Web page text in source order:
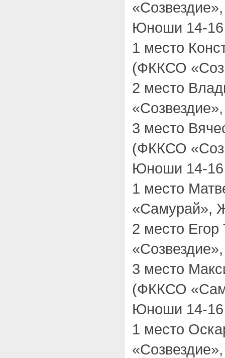
Юноши 14-16
1 место
(ФККСО
2 место
3 место
(ФККСО
Юноши 14-16
1 место
«Самурай»,
2 место
3 место
(ФККСО
Юноши 14-16
1 место